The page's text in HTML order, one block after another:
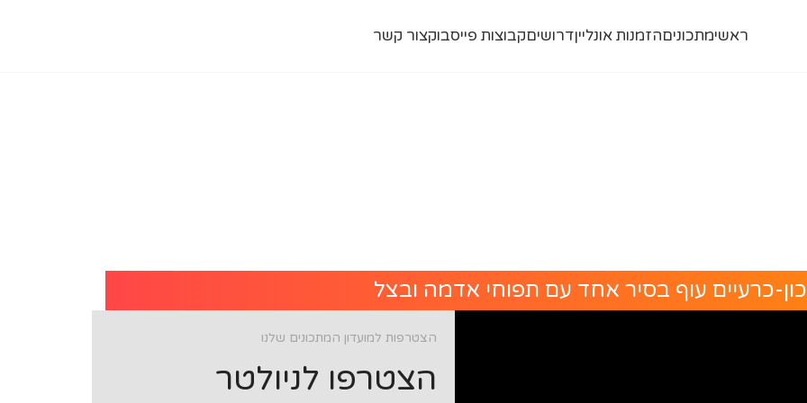
ראשימתכוניםהזמנות אונלייןדרושיםקבוצות פייסבוקצור קשר
כרעיים עוף בסיר אחד עם תפוחי אדמה ובצל
הצטרפות למועדון המתכונים שלנו
הצטרפו לניולטר